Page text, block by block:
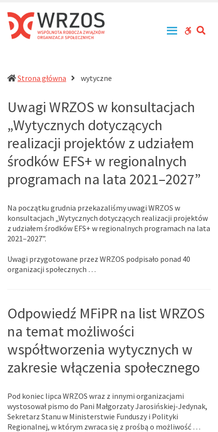
Wspólnota
Robocza
Społecznych
zachowaniu
zasad
tolerancji,
działa
profesjonalizacji
pomocowych
Polsce
WCAG
Strona główna wytyczne
Uwagi WRZOS w konsultacjach
„Wytycznych dotyczących
realizacji projektów z udziałem
środków EFS+ w regionalnych
programach na lata 2021–2027”
Na początku grudnia przekazaliśmy uwagi WRZOS w
konsultacjach „Wytycznych dotyczących realizacji projektów
z udziałem środków EFS+ w regionalnych programach na lata
2021–2027”.
Uwagi przygotowane przez WRZOS podpisało ponad 40
organizacji społecznych …
Odpowiedź MFiPR na list WRZOS
na temat możliwości
współtworzenia wytycznych w
zakresie włączenia społecznego
Pod koniec lipca WRZOS wraz z innymi organizacjami
wystosował pismo do Pani Małgorzaty Jarosińskiej-Jedynak,
Sekretarz Stanu w Ministerstwie Funduszy i Polityki
Regionalnej, w którym zwraca się z prośbą o możliwość …